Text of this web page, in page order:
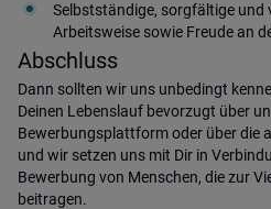
Selbstständige, sorgfältige
Arbeitsweise sowie Freude an
Abschluss
Dann sollten wir uns unbedingt
Deinen Lebenslauf bevorzugt über
Bewerbungsplattform oder über die
und wir setzen uns mit Dir in
Bewerbung von Menschen, die zur
beitragen.